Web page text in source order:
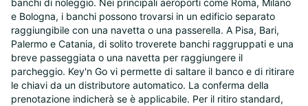
banchi di noleggio. Nei principali aeroporti come Roma, Milano
e Bologna, i banchi possono trovarsi in un edificio separato
raggiungibile con una navetta o una passerella. A Pisa, Bari,
Palermo e Catania, di solito troverete banchi raggruppati e una
breve passeggiata o una navetta per raggiungere il
parcheggio. Key'n Go vi permette di saltare il banco e di ritirare
le chiavi da un distributore automatico. La conferma della
prenotazione indicherà se è applicabile. Per il ritiro standard,